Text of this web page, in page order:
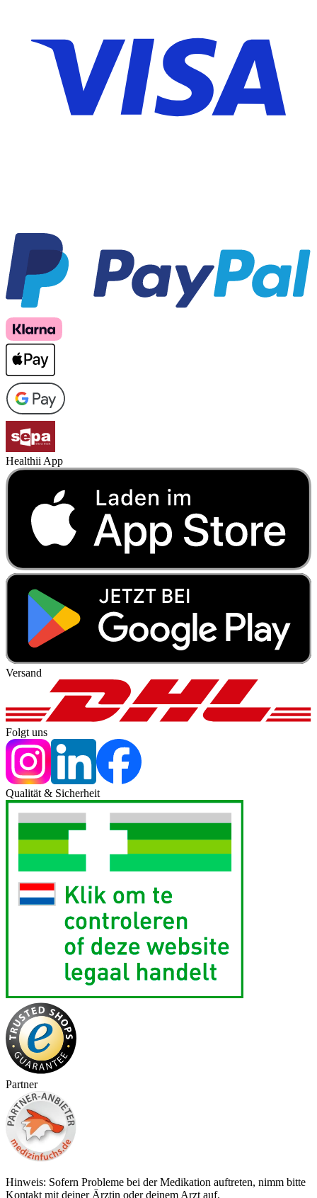
Healthii App
Versand
Folgt uns
Qualität & Sicherheit
Partner
Hinweis: Sofern Probleme bei der Medikation auftreten, nimm bitte
Kontakt mit deiner Ärztin oder deinem Arzt auf.